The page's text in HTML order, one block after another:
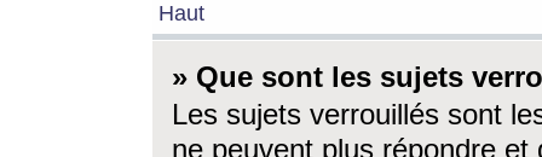
Haut
» Que sont les sujets
Les sujets verrouillés sont
ne peuvent plus répondre